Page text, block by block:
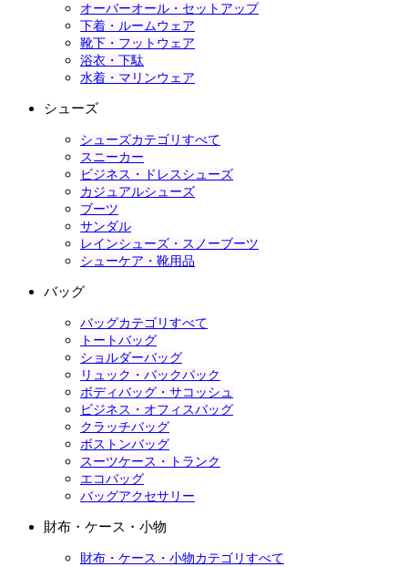
オーバーオール・セットアップ
下着・ルームウェア
靴下・フットウェア
浴衣・下駄
水着・マリンウェア
シューズ
シューズカテゴリすべて
スニーカー
ビジネス・ドレスシューズ
カジュアルシューズ
ブーツ
サンダル
レインシューズ・スノーブーツ
シューケア・靴用品
バッグ
バッグカテゴリすべて
トートバッグ
ショルダーバッグ
リュック・バックパック
ボディバッグ・サコッシュ
ビジネス・オフィスバッグ
クラッチバッグ
ボストンバッグ
スーツケース・トランク
エコバッグ
バッグアクセサリー
財布・ケース・小物
財布・ケース・小物カテゴリすべて